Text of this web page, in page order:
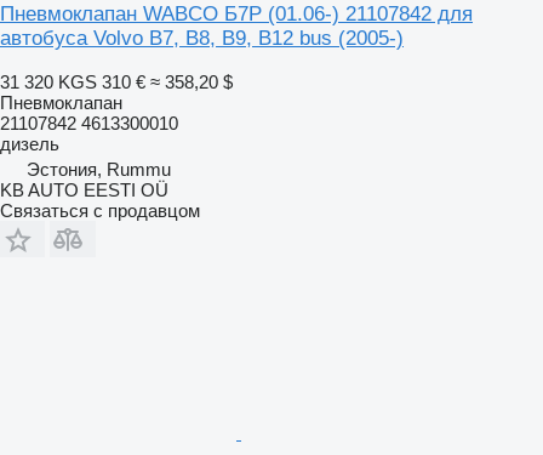
Пневмоклапан WABCO Б7Р (01.06-) 21107842 для
автобуса Volvo B7, B8, B9, B12 bus (2005-)
31 320 KGS 310 € ≈ 358,20 $
Пневмоклапан
21107842 4613300010
дизель
Эстония, Rummu
KB AUTO EESTI OÜ
Связаться с продавцом